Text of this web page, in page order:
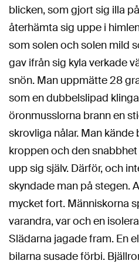
blicken, som gjort sig illa
återhämta sig uppe i
som solen och solen mild
gav ifrån sig kyla verkade
snön. Man uppmätte 28
som en dubbelslipad
öronmusslorna brann en
skrovliga nålar. Man kände
kroppen och den
upp sig själv. Därför, och
skyndade man på stegen.
mycket fort. Människorna
varandra, var och en
Slädarna jagade fram. En
bilarna susade förbi.